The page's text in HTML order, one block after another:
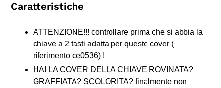
Caratteristiche
ATTENZIONE!!! controllare prima che si abbia la
chiave a 2 tasti adatta per queste cover (
riferimento ce0536) !
HAI LA COVER DELLA CHIAVE ROVINATA?
GRAFFIATA? SCOLORITA? finalmente non